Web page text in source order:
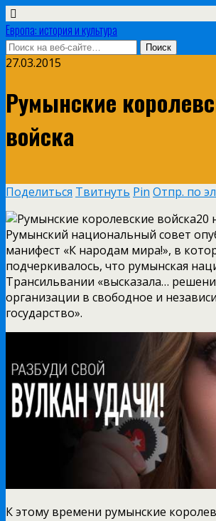
Европа: история и культура
27.03.2015
Румынские
войска
Поделиться Твитнуть Pin Отпр. по
20
Румынский национальный совет
манифест «К народам мира!», в
подчеркивалось, что румынская
Трансильвании «высказала…
организации в свободное и
государство».
К этому времени румынские